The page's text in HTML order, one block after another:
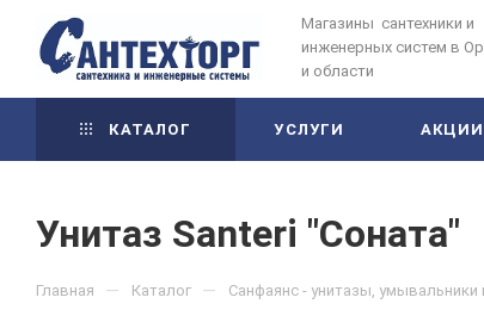
Магазины сантехники и
инженерных систем в
и области
КАТАЛОГ УСЛУГИ АКЦИИ
Унитаз Santeri "Соната"
Главная — Каталог — Санфаянс - унитазы, умывальники